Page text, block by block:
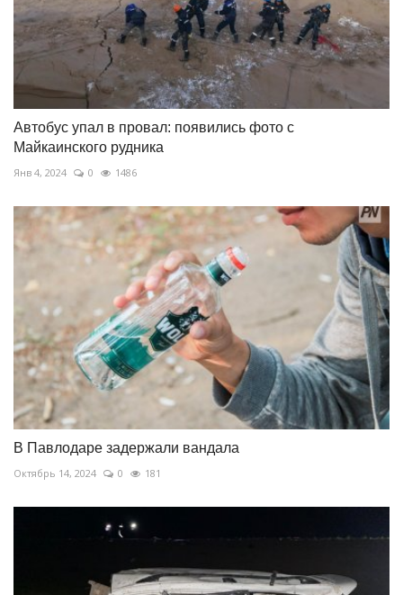
Автобус упал в провал: появились фото с
Майкаинского рудника
Янв 4, 2024 0 1486
В Павлодаре задержали вандала
Октябрь 14, 2024 0 181